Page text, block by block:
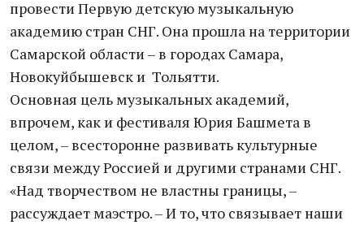
провести Первую детскую музыкальную
академию стран СНГ. Она прошла на территории
Самарской области – в городах Самара,
Новокуйбышевск и Тольятти.
Основная цель музыкальных академий,
впрочем, как и фестиваля Юрия Башмета в
целом, – всесторонне развивать культурные
связи между Россией и другими странами СНГ.
«Над творчеством не властны границы, –
рассуждает маэстро. – И то, что связывает наши